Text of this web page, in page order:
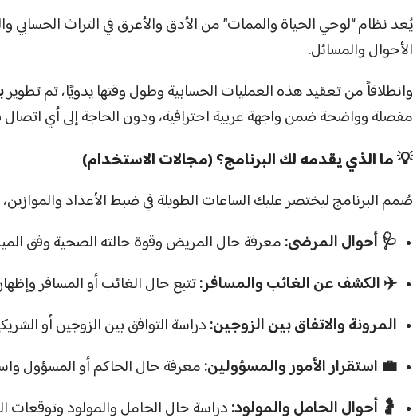
يُعد نظام “لوحي الحياة والممات” من الأدق والأعرق في التراث الحسابي
الأحوال والمسائل.
وانطلاقاً من تعقيد هذه العمليات الحسابية وطول وقتها يدويًا، تم تطوير
مفصلة وواضحة ضمن واجهة عربية احترافية، ودون الحاجة إلى أي اتصال
💡 ما الذي يقدمه لك البرنامج؟ (مجالات الاستخدام)
صُمم البرنامج ليختصر عليك الساعات الطويلة في ضبط الأعداد
🩺 أحوال المرضى:معرفة حال المريض وقوة حالته الصحية وفق
✈️ الكشف عن الغائب والمسافر:تتبع حال الغائب أو المسافر
المرونة والاتفاق بين الزوجين:دراسة التوافق بين الزوجين أو
💼 استقرار الأمور والمسؤولين:معرفة حال الحاكم أو المسؤول
🤰 أحوال الحامل والمولود:دراسة حال الحامل والمولود وتوقعات